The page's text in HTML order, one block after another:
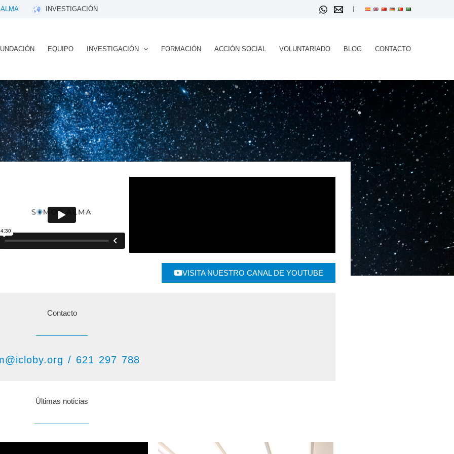
INVESTIGACIÓN
EQUIPO INVESTIGACIÓN FORMACIÓN ACCIÓN SOCIAL VOLUNTARIADO BLOG CONTACTO
VISITA NUESTRO CANAL DE YOUTUBE
Contacto
/ 621 297 788
Últimas noticias